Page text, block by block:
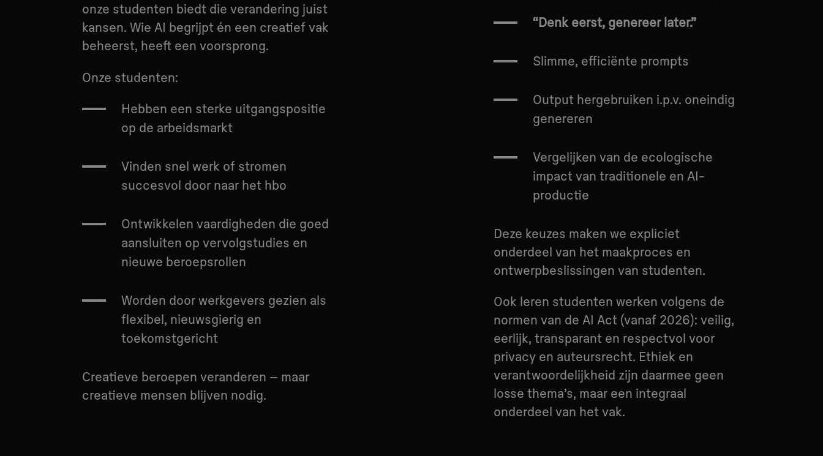
onze studenten biedt die verandering juist
kansen. Wie AI begrijpt én een creatief vak
beheerst, heeft een voorsprong.
Onze studenten:
Hebben een sterke uitgangspositie
op de arbeidsmarkt
Vinden snel werk of stromen
succesvol door naar het hbo
Ontwikkelen vaardigheden die goed
aansluiten op vervolgstudies en
nieuwe beroepsrollen
Worden door werkgevers gezien als
flexibel, nieuwsgierig en
toekomstgericht
Creatieve beroepen veranderen – maar
creatieve mensen blijven nodig.
“Denk eerst, genereer later.”
Slimme, efficiënte prompts
Output hergebruiken i.p.v. oneindig
genereren
Vergelijken van de ecologische
impact van traditionele en AI-
productie
Deze keuzes maken we expliciet
onderdeel van het maakproces en
ontwerpbeslissingen van studenten.
Ook leren studenten werken volgens de
normen van de AI Act (vanaf 2026): veilig,
eerlijk, transparant en respectvol voor
privacy en auteursrecht. Ethiek en
verantwoordelijkheid zijn daarmee geen
losse thema’s, maar een integraal
onderdeel van het vak.